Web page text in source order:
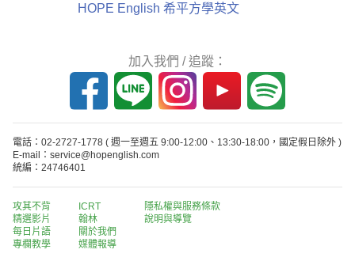
HOPE English 希平方學英文
加入我們 / 追蹤：
電話：02-2727-1778 ( 週一至週五 9:00-12:00、13:30-18:00，國定假日除外 )
E-mail：service@hopenglish.com
統編：24746401
攻其不背
精選影片
每日片語
專欄教學
ICRT
翰林
關於我們
媒體報導
隱私權與服務條款
說明與導覽